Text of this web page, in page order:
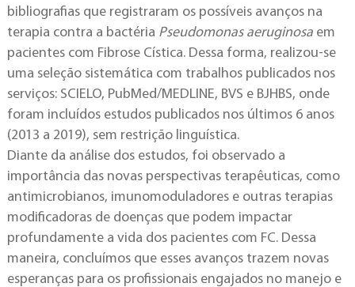
bibliografias que registraram os possíveis avanços na
terapia contra a bactéria Pseudomonas aeruginosaem
pacientes com Fibrose Cística. Dessa forma, realizou-se
uma seleção sistemática com trabalhos publicados nos
serviços: SCIELO, PubMed/MEDLINE, BVS e BJHBS, onde
foram incluídos estudos publicados nos últimos 6 anos
(2013 a 2019), sem restrição linguística.
Diante da análise dos estudos, foi observado a
importância das novas perspectivas terapêuticas, como
antimicrobianos, imunomoduladores e outras terapias
modificadoras de doenças que podem impactar
profundamente a vida dos pacientes com FC. Dessa
maneira, concluímos que esses avanços trazem novas
esperanças para os profissionais engajados no manejo e